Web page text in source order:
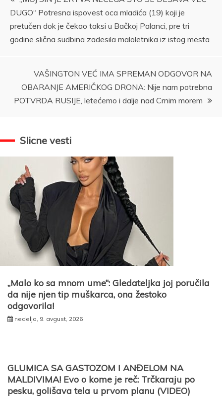
članka
DUGO“ Potresna ispovest oca mladića (19) koji je
pretučen dok je čekao taksi u Bačkoj Palanci, pre tri
godine slična sudbina zadesila maloletnika iz istog mesta
VAŠINGTON VEĆ IMA SPREMAN ODGOVOR NA
OBARANJE AMERIČKOG DRONA: Nije nam potrebna
POTVRDA RUSIJE, letećemo i dalje nad Crnim morem
Slicne vesti
„Malo ko sa mnom ume“: Gledateljka joj poručila
da nije njen tip muškarca, ona žestoko
odgovorila!
nedelja, 9. avgust, 2026
GLUMICA SA GASTOZOM I ANĐELOM NA
MALDIVIMA! Evo o kome je reč: Trčkaraju po
pesku, golišava tela u prvom planu (VIDEO)